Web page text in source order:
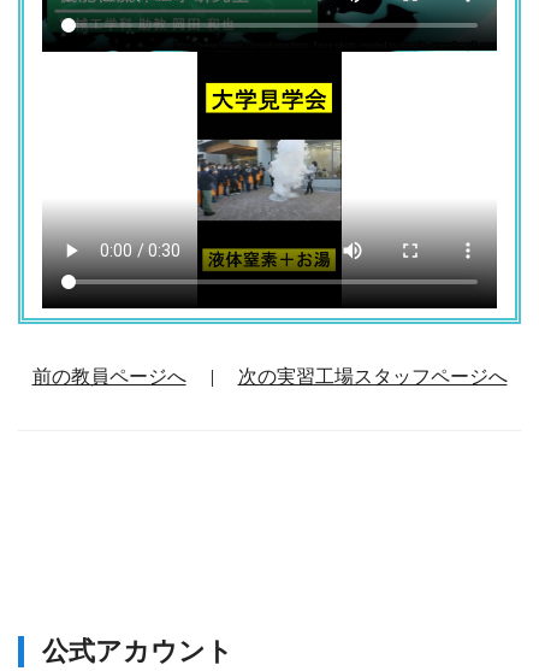
前の教員ページへ| 次の実習工場スタッフページへ
公式アカウント